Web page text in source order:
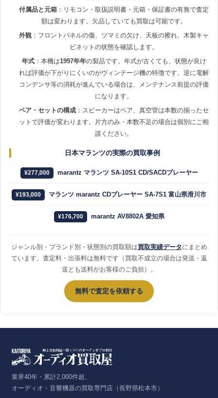
付属品と元箱 ：リモコン・取扱説明書・元箱・保証書の有無で査定
額は変わります。欠品していても買取は可能です。
外観 ：フロントパネルの傷、ツマミの欠け、天板の擦れ、木製キャ
ビネットの状態を確認します。
年式：本機は1997年年の製品です。年式が古くても、状態が良け
れば評価が下がりにくいのがヴィンテージ機の特徴です。逆に電解
コンデンサ等の消耗が進んでいる場合は、メンテナンス前提の評価
になります。
ペア・セットの構成 ：スピーカーはペア、真空管は本数の揃ったセ
ットで評価が変わります。片方のみ・本数不足の場合は個別にご相
談ください。
日本マランツの実際の買取事例
¥277,000 marantz マランツ SA-10S1 CD/SACDプレーヤー
¥193,000 マランツ marantz CDプレーヤー SA-7S1 富山県滑川市
¥176,700 marantz AV8802A 愛知県
ジャンル別・ブランド別・状態別の買取額は買取実績データにまとめ
ています。査定料・出張料は無料です（買取不成立の場合は発送・返
送とも送料がお客様のご負担）。
無料で査定を依頼する
業界40年・累計2,000件超。
オーディオ・音響機器の買取専門店（長野県松本市）